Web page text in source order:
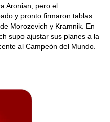
Aronian, pero el
y pronto firmaron tablas.
Morozevich y Kramnik. En
supo ajustar sus planes a la
al Campeón del Mundo.